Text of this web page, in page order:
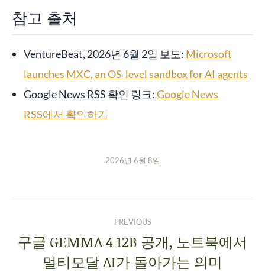
참고 출처
VentureBeat, 2026년 6월 2일 보도: Microsoft
launches MXC, an OS-level sandbox for AI agents
Google News RSS 확인 링크:Google News
RSS에서 확인하기
2026년 6월 8일
PREVIOUS
구글 GEMMA 4 12B 공개, 노트북에서
멀티모달 AI가 돌아가는 의미